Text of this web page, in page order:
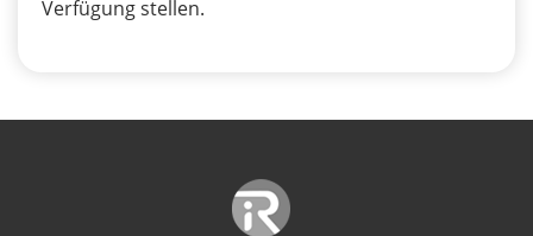
Verfügung stellen.